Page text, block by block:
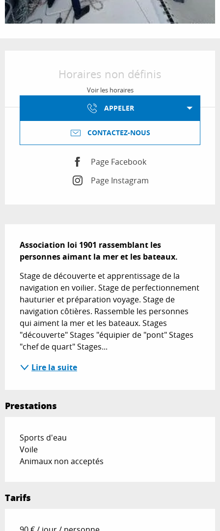
Horaires non définis
Voir les horaires
APPELER
CONTACTEZ-NOUS
Page Facebook
Page Instagram
Association loi 1901 rassemblant les
personnes aimant la mer et les bateaux.
Stage de découverte et apprentissage de la
navigation en voilier. Stage de perfectionnement
hauturier et préparation voyage. Stage de
navigation côtières. Rassemble les personnes
qui aiment la mer et les bateaux. Stages
"découverte" Stages "équipier de "pont" Stages
"chef de quart" Stages...
Lire la suite
Prestations
Sports d'eau
Voile
Animaux non acceptés
Tarifs